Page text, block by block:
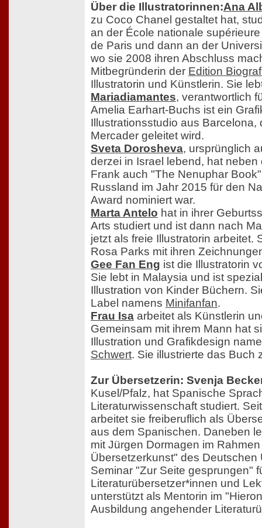
Über die Illustratorinnen:Ana
zu Coco Chanel gestaltet hat,
an der École nationale
de Paris und dann an der
wo sie 2008 ihren Abschluss
Mitbegründerin der Edition
Illustratorin und Künstlerin. Sie
Mariadiamantes, verantwortlich
Amelia Earhart-Buchs ist ein
Illustrationsstudio aus Barcelona,
Mercader geleitet wird.
Sveta Dorosheva, ursprünglich
derzei in Israel lebend, hat
Frank auch "The Nenuphar
Russland im Jahr 2015 für den
Award nominiert war.
Marta Antelo hat in ihrer
Arts studiert und ist dann nach
jetzt als freie Illustratorin arbeitet.
Rosa Parks mit ihren
Gee Fan Eng ist die Illustratorin
Sie lebt in Malaysia und ist
Illustration von Kinder Büchern.
Label namens Minifanfan.
Frau Isa arbeitet als Künstlerin
Gemeinsam mit ihrem Mann hat
Illustration und Grafikdesign
Schwert. Sie illustrierte das Buch
Zur Übersetzerin: Svenja
Kusel/Pfalz, hat Spanische
Literaturwissenschaft studiert.
arbeitet sie freiberuflich als
aus dem Spanischen. Daneben
mit Jürgen Dormagen im
Übersetzerkunst" des Deutschen
Seminar "Zur Seite gesprungen"
Literaturübersetzer*innen und
unterstützt als Mentorin im
Ausbildung angehender